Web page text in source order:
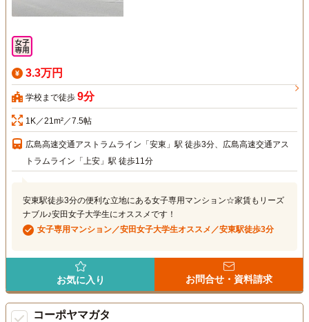
3.3万円
学校まで徒歩 9分
1K／21m²／7.5帖
広島高速交通アストラムライン「安東」駅 徒歩3分、広島高速交通アス
トラムライン「上安」駅 徒歩11分
安東駅徒歩3分の便利な立地にある女子専用マンション☆家賃もリーズ
ナブル♪安田女子大学生にオススメです！
女子専用マンション／安田女子大学生オススメ／安東駅徒歩3分
お気に入り お問合せ・資料請求
コーポヤマガタ